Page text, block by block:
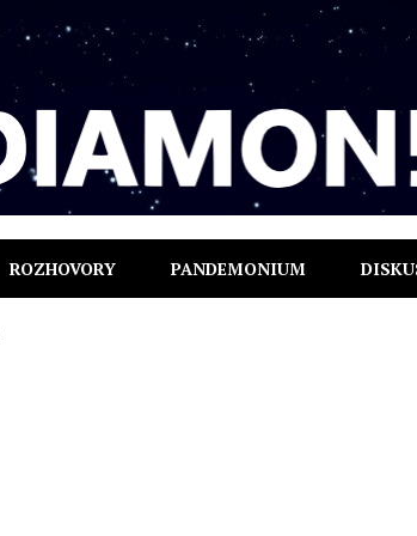
ROZHOVORY PANDEMONIUM